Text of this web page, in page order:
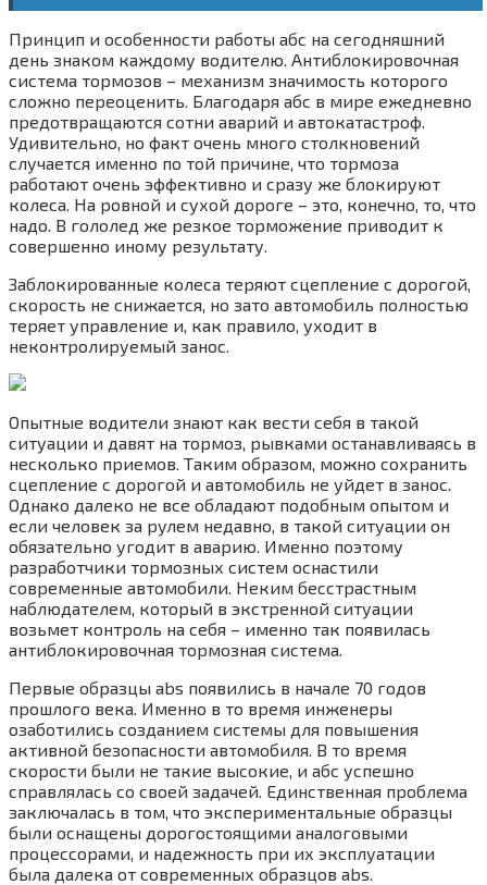
Принцип и особенности работы абс на сегодняшний
день знаком каждому водителю. Антиблокировочная
система тормозов – механизм значимость которого
сложно переоценить. Благодаря абс в мире ежедневно
предотвращаются сотни аварий и автокатастроф.
Удивительно, но факт очень много столкновений
случается именно по той причине, что тормоза
работают очень эффективно и сразу же блокируют
колеса. На ровной и сухой дороге – это, конечно, то, что
надо. В гололед же резкое торможение приводит к
совершенно иному результату.
Заблокированные колеса теряют сцепление с дорогой,
скорость не снижается, но зато автомобиль полностью
теряет управление и, как правило, уходит в
неконтролируемый занос.
Опытные водители знают как вести себя в такой
ситуации и давят на тормоз, рывками останавливаясь в
несколько приемов. Таким образом, можно сохранить
сцепление с дорогой и автомобиль не уйдет в занос.
Однако далеко не все обладают подобным опытом и
если человек за рулем недавно, в такой ситуации он
обязательно угодит в аварию. Именно поэтому
разработчики тормозных систем оснастили
современные автомобили. Неким бесстрастным
наблюдателем, который в экстренной ситуации
возьмет контроль на себя – именно так появилась
антиблокировочная тормозная система.
Первые образцы abs появились в начале 70 годов
прошлого века. Именно в то время инженеры
озаботились созданием системы для повышения
активной безопасности автомобиля. В то время
скорости были не такие высокие, и абс успешно
справлялась со своей задачей. Единственная проблема
заключалась в том, что экспериментальные образцы
были оснащены дорогостоящими аналоговыми
процессорами, и надежность при их эксплуатации
была далека от современных образцов abs.